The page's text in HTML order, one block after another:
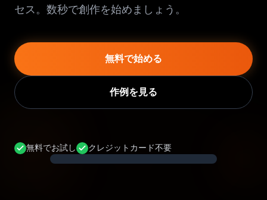
セス。数秒で創作を始めましょう。
無料で始める
作例を見る
無料でお試し クレジットカード不要
.video
In